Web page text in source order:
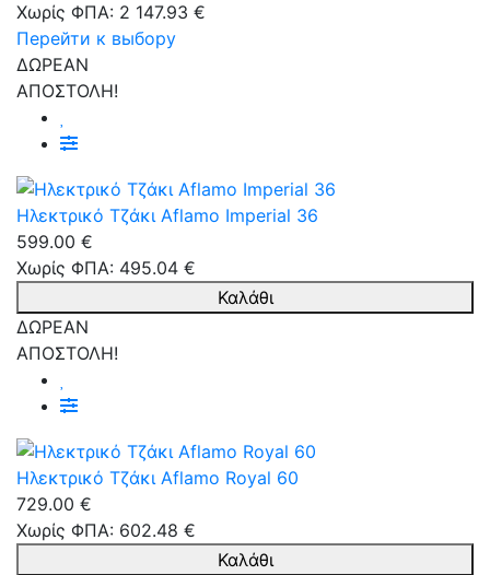
Χωρίς ΦΠΑ: 2 147.93 €
Перейти к выбору
ΔΩΡΕΑΝ
ΑΠΟΣΤΟΛΗ!
Ηλεκτρικό Τζάκι Aflamo Imperial 36
599.00 €
Χωρίς ΦΠΑ: 495.04 €
Καλάθι
ΔΩΡΕΑΝ
ΑΠΟΣΤΟΛΗ!
Ηλεκτρικό Τζάκι Aflamo Royal 60
729.00 €
Χωρίς ΦΠΑ: 602.48 €
Καλάθι